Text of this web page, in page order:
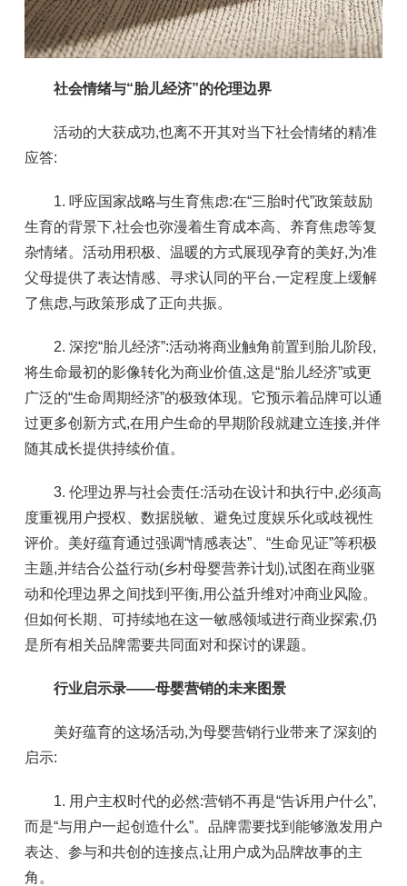
社会情绪与“胎儿经济”的伦理边界
活动的大获成功,也离不开其对当下社会情绪的精准
应答:
1. 呼应国家战略与生育焦虑:在“三胎时代”政策鼓励
生育的背景下,社会也弥漫着生育成本高、养育焦虑等复
杂情绪。活动用积极、温暖的方式展现孕育的美好,为准
父母提供了表达情感、寻求认同的平台,一定程度上缓解
了焦虑,与政策形成了正向共振。
2. 深挖“胎儿经济”:活动将商业触角前置到胎儿阶段,
将生命最初的影像转化为商业价值,这是“胎儿经济”或更
广泛的“生命周期经济”的极致体现。它预示着品牌可以通
过更多创新方式,在用户生命的早期阶段就建立连接,并伴
随其成长提供持续价值。
3. 伦理边界与社会责任:活动在设计和执行中,必须高
度重视用户授权、数据脱敏、避免过度娱乐化或歧视性
评价。美好蕴育通过强调“情感表达”、“生命见证”等积极
主题,并结合公益行动(乡村母婴营养计划),试图在商业驱
动和伦理边界之间找到平衡,用公益升维对冲商业风险。
但如何长期、可持续地在这一敏感领域进行商业探索,仍
是所有相关品牌需要共同面对和探讨的课题。
行业启示录——母婴营销的未来图景
美好蕴育的这场活动,为母婴营销行业带来了深刻的
启示:
1. 用户主权时代的必然:营销不再是“告诉用户什么”,
而是“与用户一起创造什么”。品牌需要找到能够激发用户
表达、参与和共创的连接点,让用户成为品牌故事的主
角。